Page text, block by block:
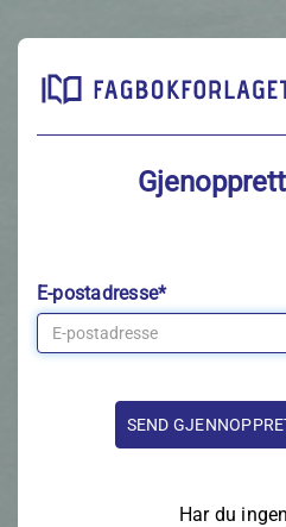
E-postadresse*
Har du